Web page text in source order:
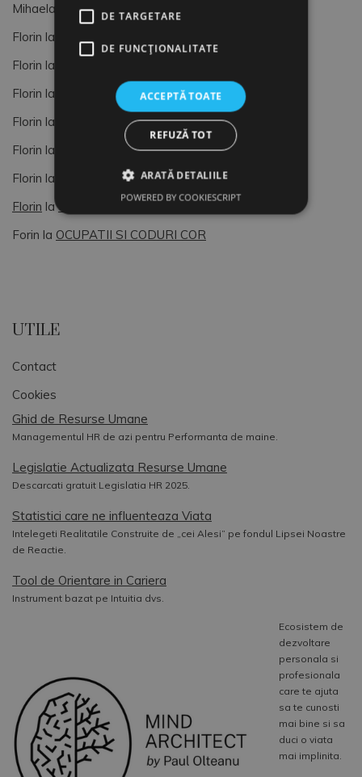
Mihaela
Formular de Exit interviu
Florin la
Florin la
Florin la
Managementul Vietii si al Resurselor Umane
Florin la
Florin la
Florin la
Clasificarea Ocupatiilor din Romania (COR)
Florin laClasificarea Ocupatiilor din Romania (COR)
Forin la OCUPATII SI CODURI COR
UTILE
Contact
Cookies
Ghid de Resurse Umane
Managementul HR de azi pentru Performanta de maine.
Legislatie Actualizata Resurse Umane
Descarcati gratuit Legislatia HR 2025.
Statistici care ne influenteaza Viata
Intelegeti Realitatile Construite de „cei Alesi” pe fondul Lipsei Noastre
de Reactie.
Tool de Orientare in Cariera
Instrument bazat pe Intuitia dvs.
Ecosistem de
dezvoltare
personala si
profesionala
care te ajuta
sa te cunosti
mai bine si sa
duci o viata
mai implinita.
DE TARGETARE
DE FUNCŢIONALITATE
ACCEPTĂ TOATE
REFUZĂ TOT
ARATĂ DETALIILE
POWERED BY COOKIESCRIPT